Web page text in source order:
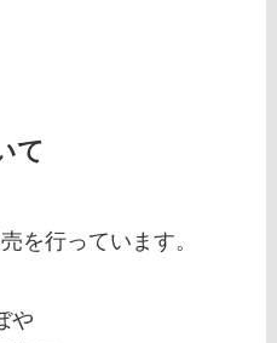
て
を行っています。
や